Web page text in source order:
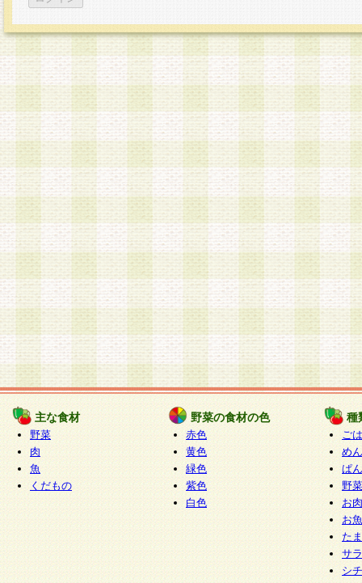
主な食材
野菜
肉
魚
くだもの
野菜の食材の色
赤色
黄色
緑色
紫色
白色
種
ご
めん
ぱん
野
お
お
た
サ
シ